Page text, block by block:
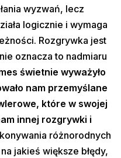
wyzwań, lecz
logicznie i wymaga
Rozgrywka jest
oznacza to nadmiaru
świetnie wyważyło
nam przemyślane
które w swojej
innej rozgrywki i
różnorodnych
jakieś większe błędy,